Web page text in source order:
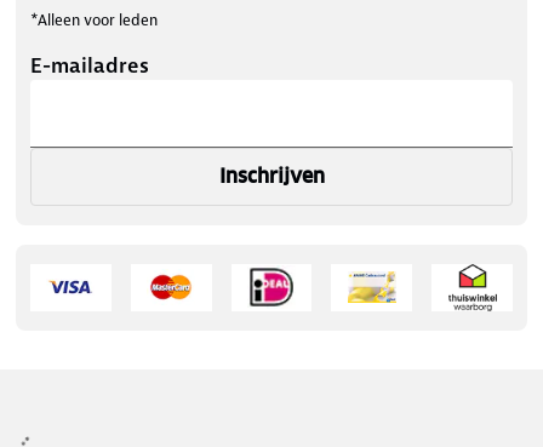
*Alleen voor leden
E-mailadres
Inschrijven